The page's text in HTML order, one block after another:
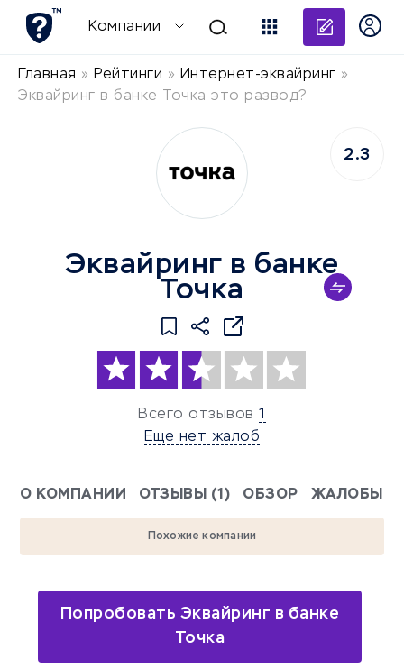
Компании
Главная » Рейтинги » Интернет-эквайринг »
Эквайринг в банке Точка это развод?
Эквайринг в банке
Точка
Всего отзывов 1
Еще нет жалоб
2.3
О КОМПАНИИ ОТЗЫВЫ (1) ОБЗОР ЖАЛОБЫ
Похожие компании
Попробовать Эквайринг в банке
Точка